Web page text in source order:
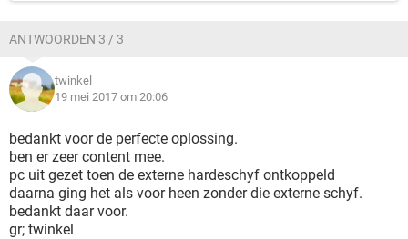
ANTWOORDEN 3 / 3
twinkel
19 mei 2017 om 20:06
bedankt voor de perfecte oplossing.
ben er zeer content mee.
pc uit gezet toen de externe hardeschyf ontkoppeld
daarna ging het als voor heen zonder die externe schyf.
bedankt daar voor.
gr; twinkel